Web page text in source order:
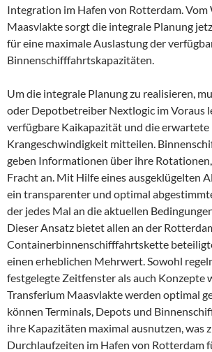
Integration im Hafen von Rotterdam. Vom
Maasvlakte sorgt die integrale Planung
für eine maximale Auslastung der
Binnenschifffahrtskapazitäten.
Um die integrale Planung zu realisieren,
oder Depotbetreiber Nextlogic im Voraus
verfügbare Kaikapazität und die erwartete
Krangeschwindigkeit mitteilen.
geben Informationen über ihre
Fracht an. Mit Hilfe eines ausgeklügelten
ein transparenter und optimal
der jedes Mal an die aktuellen
Dieser Ansatz bietet allen an der
Containerbinnenschifffahrtskette
einen erheblichen Mehrwert. Sowohl
festgelegte Zeitfenster als auch Konzepte
Transferium Maasvlakte werden optimal
können Terminals, Depots und
ihre Kapazitäten maximal ausnutzen, was
Durchlaufzeiten im Hafen von Rotterdam